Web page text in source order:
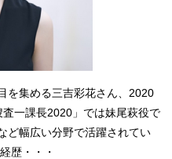
を集める三吉彩花さん、2020
一課長2020」では妹尾萩役で
ど幅広い分野で活躍されてい
歴・・・